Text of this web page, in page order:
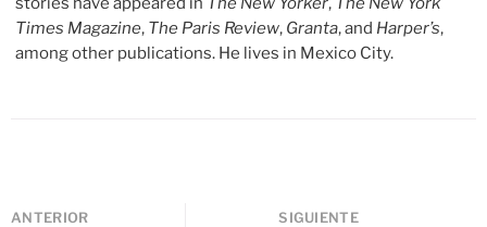
Times Magazine, The Paris Review, Granta,and Harper’s,
among other publications. He lives in Mexico City.
ANTERIOR SIGUIENTE